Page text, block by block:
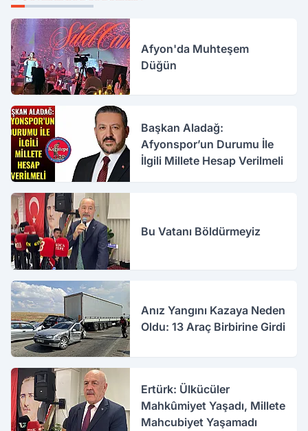
Afyon'da Muhteşem
Düğün
Başkan Aladağ:
Afyonspor’un Durumu İle
İlgili Millete Hesap Verilmeli
Bu Vatanı Böldürmeyiz
Anız Yangını Kazaya Neden
Oldu: 13 Araç Birbirine Girdi
Ertürk: Ülkücüler
Mahkûmiyet Yaşadı, Millete
Mahcubiyet Yaşamadı